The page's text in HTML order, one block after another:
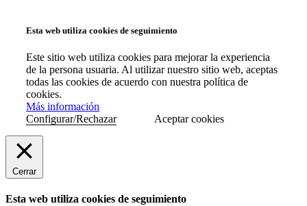
Esta web utiliza cookies de seguimiento
Este sitio web utiliza cookies para mejorar la experiencia
de la persona usuaria. Al utilizar nuestro sitio web, aceptas
todas las cookies de acuerdo con nuestra política de
cookies.
Más información
Configurar/Rechazar
Aceptar cookies
Cerrar
Esta web utiliza cookies de seguimiento